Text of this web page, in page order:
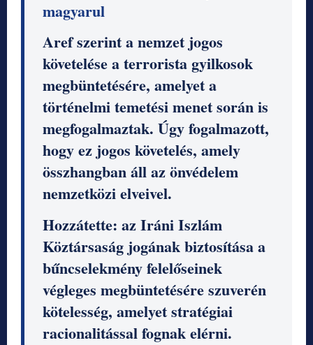
magyarul
Aref szerint a nemzet jogos
követelése a terrorista gyilkosok
megbüntetésére, amelyet a
történelmi temetési menet során is
megfogalmaztak. Úgy fogalmazott,
hogy ez jogos követelés, amely
összhangban áll az önvédelem
nemzetközi elveivel.
Hozzátette: az Iráni Iszlám
Köztársaság jogának biztosítása a
bűncselekmény felelőseinek
végleges megbüntetésére szuverén
kötelesség, amelyet stratégiai
racionalitással fognak elérni.